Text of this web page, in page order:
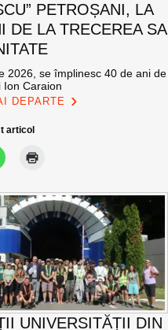
PETROȘANI, LA
DE LA TRECEREA SA
2026, se împlinesc 40 de ani de
Ion Caraion
DEPARTE
articol
UNIVERSITĂȚII DIN